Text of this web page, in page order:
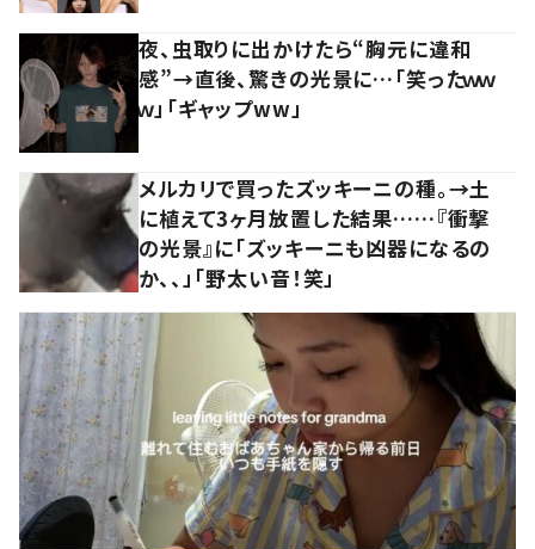
夜、虫取りに出かけたら“胸元に違和
感”→直後、驚きの光景に…「笑ったｗｗ
ｗ」「ギャップww」
メルカリで買ったズッキーニの種。→土
に植えて3ヶ月放置した結果……『衝撃
の光景』に「ズッキーニも凶器になるの
か、、」「野太い音！笑」